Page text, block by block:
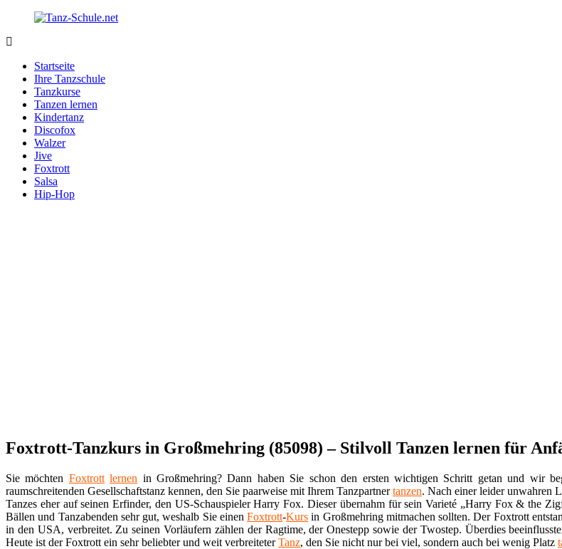
Zurück
Inhalt
Schule.net
Tanzschule
Internet
Startseite
Ihre Tanzschule
Tanzkurse
Tanzen lernen
Kindertanz
Discofox
Walzer
Jive
Foxtrott
Salsa
Hip-Hop
Foxtrott-Tanzkurs in Großmehring (85098) – Stilvoll Tanzen lernen für
Sie möchten Foxtrott lernen in Großmehring? Dann haben Sie schon den ersten wichtigen Schritt getan und wir
raumschreitenden Gesellschaftstanz kennen, den Sie paarweise mit Ihrem Tanzpartnertanzen. Nach einer leider unwahren
Tanzes eher auf seinen Erfinder, den US-Schauspieler Harry Fox. Dieser übernahm für sein Varieté „Harry Fox & the
Bällen und Tanzabenden sehr gut, weshalb Sie einenFoxtrott-Kurs in Großmehring mitmachen sollten. Der Foxtrott
in den USA, verbreitet. Zu seinen Vorläufern zählen der Ragtime, der Onestepp sowie der Twostep. Überdies
Heute ist der Foxtrott ein sehr beliebter und weit verbreiteterTanz, den Sie nicht nur bei viel, sondern auch bei wenig Platz